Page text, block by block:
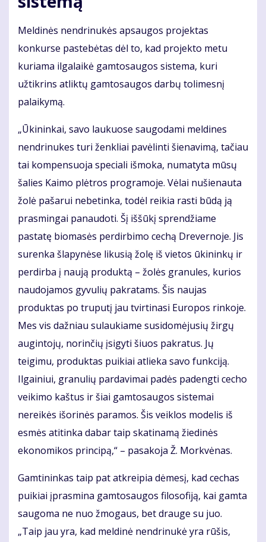
Meldinės nendrinukės apsaugos projektas
konkurse pastebėtas dėl to, kad projekto metu
kuriama ilgalaikė gamtosaugos sistema, kuri
užtikrins atliktų gamtosaugos darbų tolimesnį
palaikymą.
„Ūkininkai, savo laukuose saugodami meldines
nendrinukes turi ženkliai pavėlinti šienavimą, tačiau
tai kompensuoja speciali išmoka, numatyta mūsų
šalies Kaimo plėtros programoje. Vėlai nušienauta
žolė pašarui nebetinka, todėl reikia rasti būdą ją
prasmingai panaudoti. Šį iššūkį sprendžiame
pastatę biomasės perdirbimo cechą Drevernoje. Jis
surenka šlapynėse likusią žolę iš vietos ūkininkų ir
perdirba į naują produktą – žolės granules, kurios
naudojamos gyvulių pakratams. Šis naujas
produktas po truputį jau tvirtinasi Europos rinkoje.
Mes vis dažniau sulaukiame susidomėjusių žirgų
augintojų, norinčių įsigyti šiuos pakratus. Jų
teigimu, produktas puikiai atlieka savo funkciją.
Ilgainiui, granulių pardavimai padės padengti cecho
veikimo kaštus ir šiai gamtosaugos sistemai
nereikės išorinės paramos. Šis veiklos modelis iš
esmės atitinka dabar taip skatinamą žiedinės
ekonomikos principą,“ – pasakoja Ž. Morkvėnas.
Gamtininkas taip pat atkreipia dėmesį, kad cechas
puikiai įprasmina gamtosaugos filosofiją, kai gamta
saugoma ne nuo žmogaus, bet drauge su juo.
„Taip jau yra, kad meldinė nendrinukė yra rūšis,